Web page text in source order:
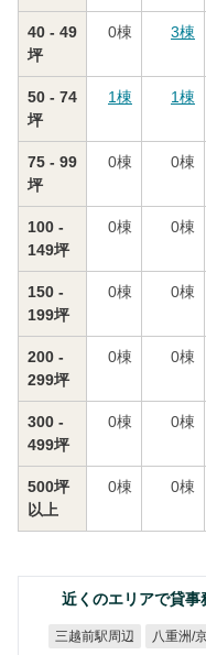
40 - 49
坪
0棟 3棟
50 - 74
坪
1棟 1棟
75 - 99
坪
0棟 0棟
100 -
149坪
0棟 0棟
150 -
199坪
0棟 0棟
200 -
299坪
0棟 0棟
300 -
499坪
0棟 0棟
500坪
以上
0棟 0棟
近くのエリアで貸事
三越前駅周辺 八重洲/